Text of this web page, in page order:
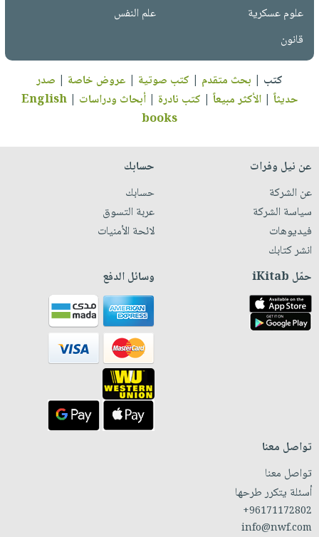
علوم عسكرية
علم النفس
قانون
كتب | بحث متقدم | كتب صوتية | عروض خاصة | صدر
حديثاً |الأكثر مبيعاً | كتب نادرة |أبحاث ودراسات |
English
books
عن نيل وفرات
عن الشركة
سياسة الشركة
فيديوهات
انشر كتابك
حسابك
حسابك
عربة التسوق
لائحة الأمنيات
حمّل iKitab وسائل الدفع
تواصل معنا
تواصل معنا
أسئلة يتكرر طرحها
+96171172802
info@nwf.com